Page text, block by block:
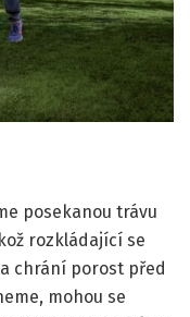
posekanou trávu
rozkládající se
chrání porost před
mohou se